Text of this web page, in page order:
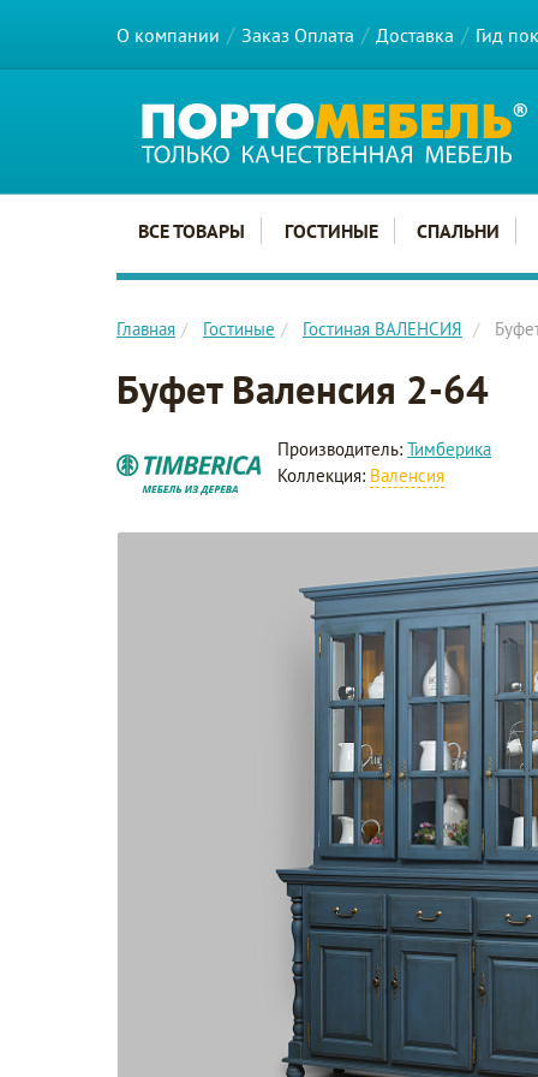
О компании Заказ Оплата Доставка Гид
Главное меню сайта
ВСЕ ТОВАРЫ ГОСТИНЫЕ СПАЛЬНИ
Главная Гостиные Гостиная ВАЛЕНСИЯ
Буфет Валенсия 2-64
Производитель: Тимберика
Коллекция: Валенсия